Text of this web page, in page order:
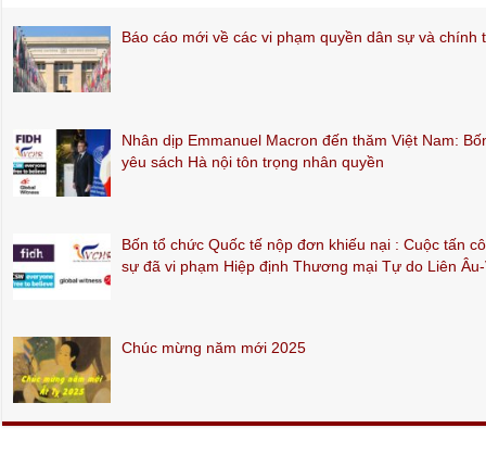
Báo cáo mới về các vi phạm quyền dân sự và chính
Nhân dịp Emmanuel Macron đến thăm Việt Nam:
yêu sách Hà nội tôn trọng nhân quyền
Bốn tổ chức Quốc tế nộp đơn khiếu nại : Cuộc tấn
sự đã vi phạm Hiệp định Thương mại Tự do Liên
Chúc mừng năm mới 2025